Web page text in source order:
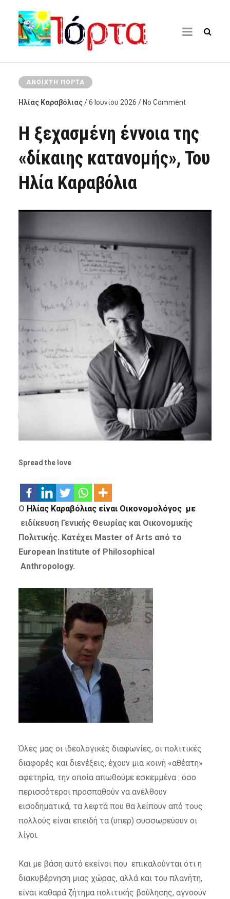
ΑΝΟΙΧΤΉ ΠΌΡΤΑ
Ηλίας Καραβόλιας/ 6 Ιουνίου 2026 / No Comment
Η ξεχασμένη έννοια της
«δίκαιης κατανομής», Του
Ηλία Καραβόλια
Spread the love
Ο Ηλίας Καραβόλιας είναι Οικονομολόγος με
ειδίκευση Γενικής Θεωρίας και Οικονομικής
Πολιτικής. Κατέχει Master of Arts από το
European Institute of Philosophical
Anthropology.
Όλες μας οι ιδεολογικές διαφωνίες, οι πολιτικές
διαφορές και διενέξεις, έχουν μια κοινή «αθέατη»
αφετηρία, την οποία απωθούμε εσκεμμένα : όσο
περισσότεροι προσπαθούν να ανέλθουν
εισοδηματικά, τα λεφτά που θα λείπουν από τους
πολλούς είναι επειδή τα (υπερ) συσσωρεύουν οι
λίγοι.
Και με βάση αυτό εκείνοι που επικαλούνται ότι η
διακυβέρνηση μιας χώρας, αλλά και του πλανήτη,
είναι καθαρά ζήτημα πολιτικής βούλησης, αγνοούν